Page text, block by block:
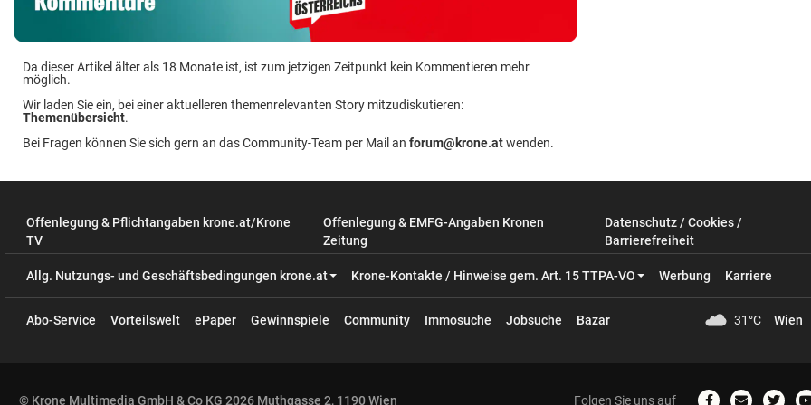
Da dieser Artikel älter als 18 Monate ist, ist zum jetzigen Zeitpunkt kein Kommentieren mehr
möglich.
Wir laden Sie ein, bei einer aktuelleren themenrelevanten Story mitzudiskutieren:
Themenübersicht.
Bei Fragen können Sie sich gern an das Community-Team per Mail an forum@krone.atwenden.
Offenlegung & Pflichtangaben krone.at/Krone
TV
Offenlegung & EMFG-Angaben Kronen
Zeitung
Datenschutz / Cookies /
Barrierefreiheit
Allg. Nutzungs- und Geschäftsbedingungen krone.at Krone-Kontakte / Hinweise gem. Art. 15 TTPA-VO Werbung Karriere
Abo-Service Vorteilswelt ePaper Gewinnspiele Community Immosuche Jobsuche Bazar 31°C Wien
© Krone Multimedia GmbH & Co KG 2026 Muthgasse 2, 1190 Wien Folgen Sie uns auf